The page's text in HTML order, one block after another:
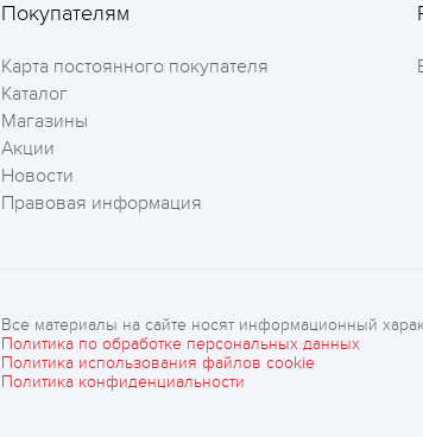
Покупателям
Карта постоянного покупателя
Каталог
Магазины
Акции
Новости
Правовая информация
Все материалы на сайте носят информационный
Политика по обработке персональных данных
Политика использования файлов cookie
Политика конфиденциальности